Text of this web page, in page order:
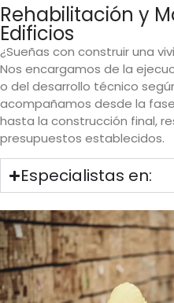
Rehabilitación y
Edificios
¿Sueñas con construir una
Nos encargamos de la
o del desarrollo técnico
acompañamos desde la
hasta la construcción final,
presupuestos establecidos.
Especialistas en: